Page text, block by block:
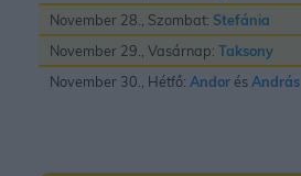
November 28., Szombat: Stefánia
November 29., Vasárnap: Taksony
November 30., Hétfő: Andor ésAndrás